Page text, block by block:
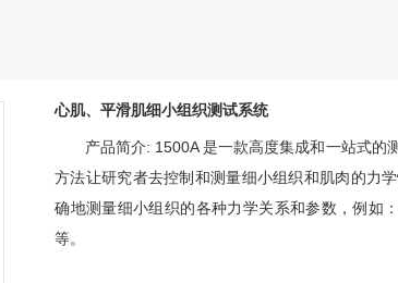
心肌、平滑肌细小组织测试系统
产品简介: 1500A 是一款高度集成和一站式的
方法让研究者去控制和测量细小组织和肌肉的力
确地测量细小组织的各种力学关系和参数，例如
等。